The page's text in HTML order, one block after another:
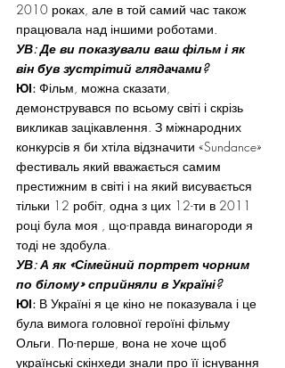
2010 роках, але в той самий час також
працювала над іншими роботами.
УВ: Де ви показували ваш фільм і як
він був зустрітий глядачами?
ЮІ: Фільм, можна сказати,
демонструвався по всьому світі і скрізь
викликав зацікавлення. З міжнародних
конкурсів я би хтіла відзначити «Sundance»
фестиваль який вважається самим
престижним в світі і на який висувається
тільки 12 робіт, одна з цих 12-ти в 2011
році була моя , що-правда винагороди я
тоді не здобула.
УВ: А як «Сімейний портрет чорним
по білому» сприйняли в Україні?
ЮІ: В Україні я це кіно не показувала і це
була вимога головної героїні фільму
Ольги. По-перше, вона не хоче щоб
українські скінхеди знали про її існування